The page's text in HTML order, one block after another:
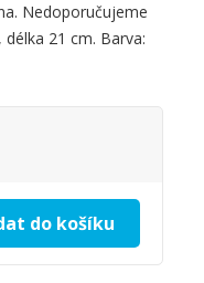
Nedoporučujeme
21 cm. Barva:
do košíku